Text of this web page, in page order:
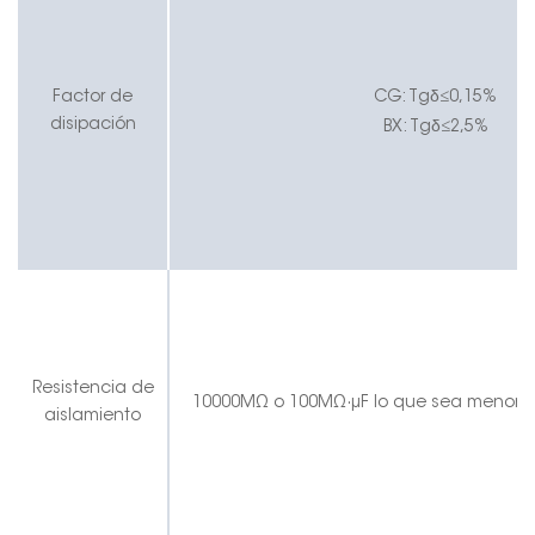
Factor de
disipación
CG: Tgδ≤0,15%
BX: Tgδ≤2,5%
Resistencia de
aislamiento
10000MΩ o 100MΩ · μF lo que sea menor